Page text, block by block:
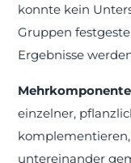
konnte kein
Gruppen
Ergebnisse
einzelner,
untereinander